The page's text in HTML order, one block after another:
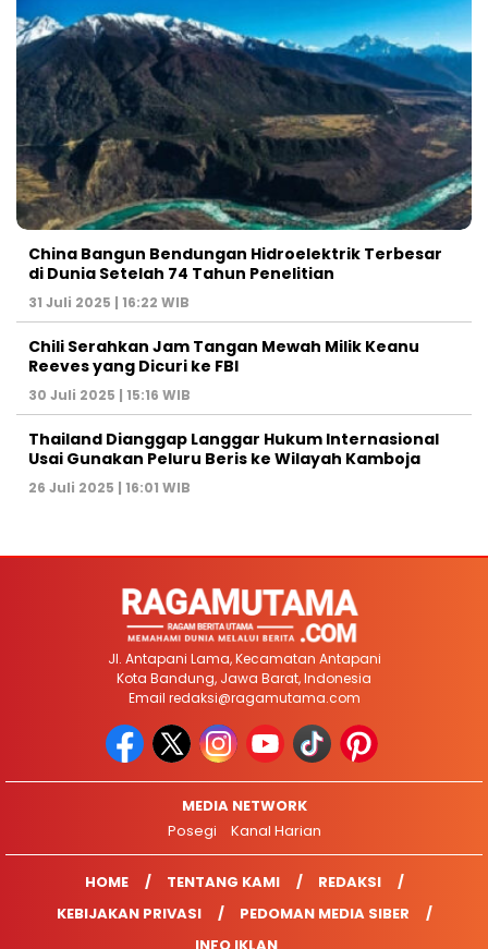
China Bangun Bendungan Hidroelektrik Terbesar
di Dunia Setelah 74 Tahun Penelitian
31 Juli 2025 | 16:22 WIB
Chili Serahkan Jam Tangan Mewah Milik Keanu
Reeves yang Dicuri ke FBI
30 Juli 2025 | 15:16 WIB
Thailand Dianggap Langgar Hukum Internasional
Usai Gunakan Peluru Beris ke Wilayah Kamboja
26 Juli 2025 | 16:01 WIB
Jl. Antapani Lama, Kecamatan Antapani
Kota Bandung, Jawa Barat, Indonesia
Email redaksi@ragamutama.com
MEDIA NETWORK
Posegi
Kanal Harian
HOME TENTANG KAMI
REDAKSI
KEBIJAKAN PRIVASI
PEDOMAN MEDIA SIBER
INFO IKLAN